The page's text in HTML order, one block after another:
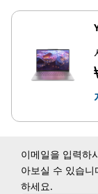
이메일을 입력하
아보실 수 있습
하세요.